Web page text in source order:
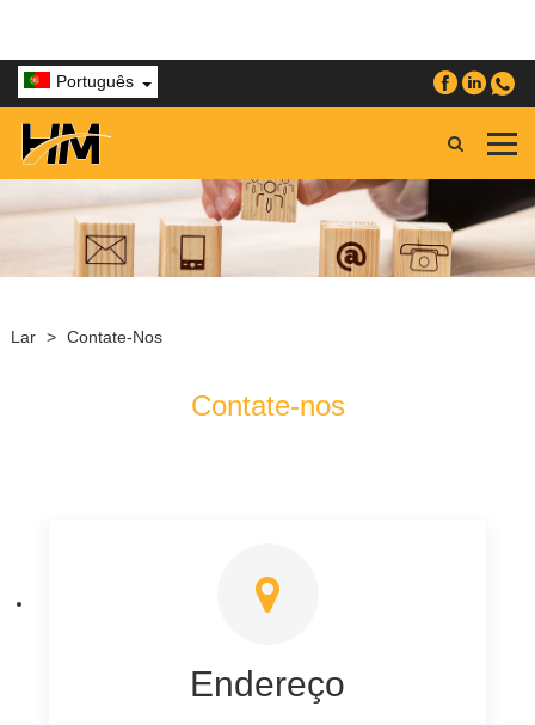
Português
Lar > Contate-Nos
Contate-nos
Endereço